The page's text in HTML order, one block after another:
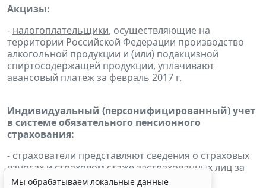
Акцизы:
- налогоплательщики, осуществляющие на
территории Российской Федерации производство
алкогольной продукции и (или) подакцизной
спиртосодержащей продукции, уплачивают
авансовый платеж за февраль 2017 г.
Индивидуальный (персонифицированный) учет
в системе обязательного пенсионного
страхования:
- страхователи представляют сведения о страховых
взносах и страховом стаже застрахованных лиц за
2016 г. на бумажном носителе;
Мы обрабатываем локальные данные